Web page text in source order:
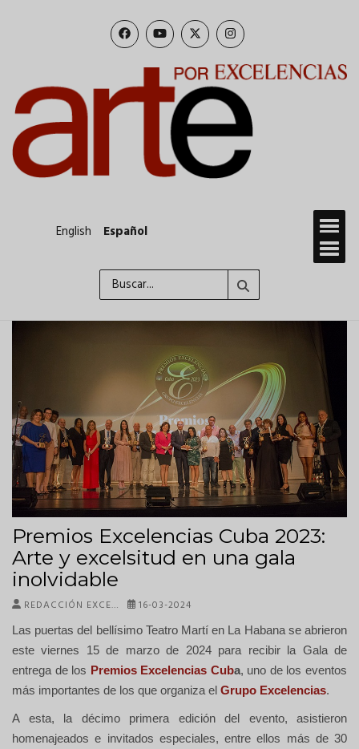
English Español
Premios Excelencias Cuba 2023:
Arte y excelsitud en una gala
inolvidable
REDACCIÓN EXCE… 16-03-2024
Las puertas del bellísimo Teatro Martí en La Habana se abrieron
este viernes 15 de marzo de 2024 para recibir la Gala de
entrega de los Premios Excelencias Cuba, uno de los eventos
más importantes de los que organiza el Grupo Excelencias.
A esta, la décimo primera edición del evento, asistieron
homenajeados e invitados especiales, entre ellos más de 30